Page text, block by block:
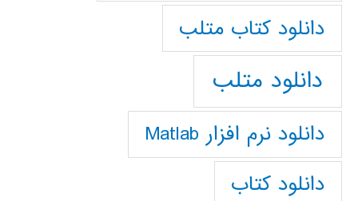
دانلود كتاب متلب
دانلود متلب
دانلود نرم افزار Matlab
دانلود کتاب